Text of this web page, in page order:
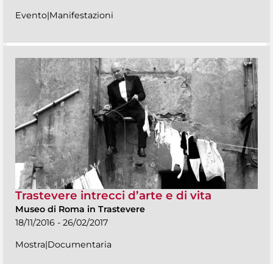
Evento|Manifestazioni
Trastevere intrecci d’arte e di vita
Museo di Roma in Trastevere
18/11/2016 - 26/02/2017
Mostra|Documentaria